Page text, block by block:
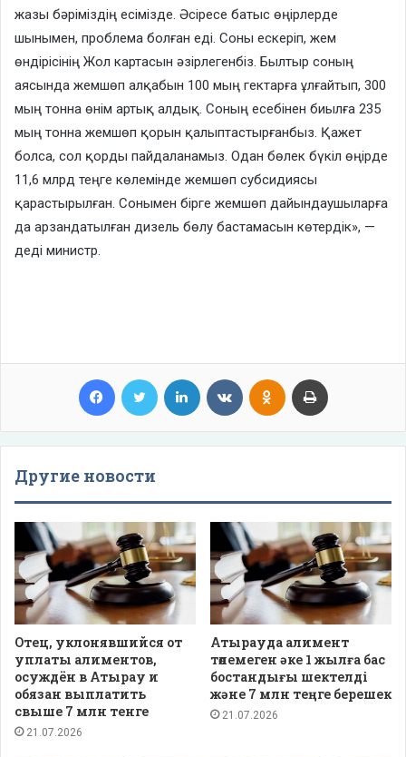
жазы бәріміздің есімізде. Әсіресе батыс өңірлерде
шынымен, проблема болған еді. Соны ескеріп, жем
өндірісінің Жол картасын әзірлегенбіз. Былтыр соның
аясында жемшөп алқабын 100 мың гектарға ұлғайтып, 300
мың тонна өнім артық алдық. Соның есебінен биылға 235
мың тонна жемшөп қорын қалыптастырғанбыз. Қажет
болса, сол қорды пайдаланамыз. Одан бөлек бүкіл өңірде
11,6 млрд теңге көлемінде жемшөп субсидиясы
қарастырылған. Сонымен бірге жемшөп дайындаушыларға
да арзандатылған дизель бөлу бастамасын көтердік», —
деді министр.
Facebook Twitter LinkedIn VKontakteOdnoklassniki
Другие новости
Отец, уклонявшийся от
уплаты алиментов,
осуждён в Атырау и
обязан выплатить
свыше 7 млн тенге
21.07.2026
Атырауда алимент
төлемеген әке 1 жылға бас
бостандығы шектелді
және 7 млн теңге берешек
21.07.2026